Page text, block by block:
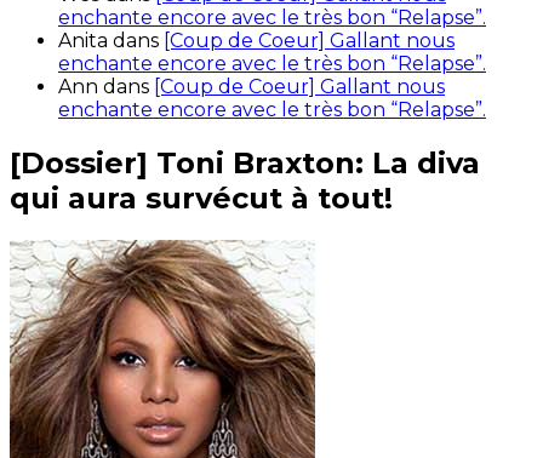
enchante encore avec le très bon “Relapse”.
Anita dans [Coup de Coeur] Gallant nous
enchante encore avec le très bon “Relapse”.
Ann dans [Coup de Coeur] Gallant nous
enchante encore avec le très bon “Relapse”.
[Dossier] Toni Braxton: La diva
qui aura survécut à tout!